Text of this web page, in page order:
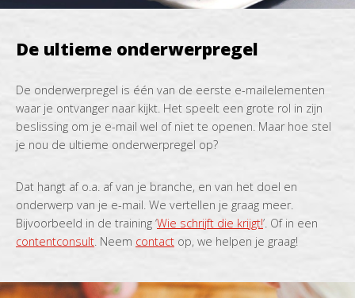
De ultieme onderwerpregel
De onderwerpregel is één van de eerste e-mailelementen
waar je ontvanger naar kijkt. Het speelt een grote rol in zijn
beslissing om je e-mail wel of niet te openen. Maar hoe stel
je nou de ultieme onderwerpregel op?
Dat hangt af o.a. af van je branche, en van het doel en
onderwerp van je e-mail. We vertellen je graag meer.
Bijvoorbeeld in de training ‘Wie schrijft die krijgt!’. Of in een
contentconsult . Neem contact op, we helpen je graag!